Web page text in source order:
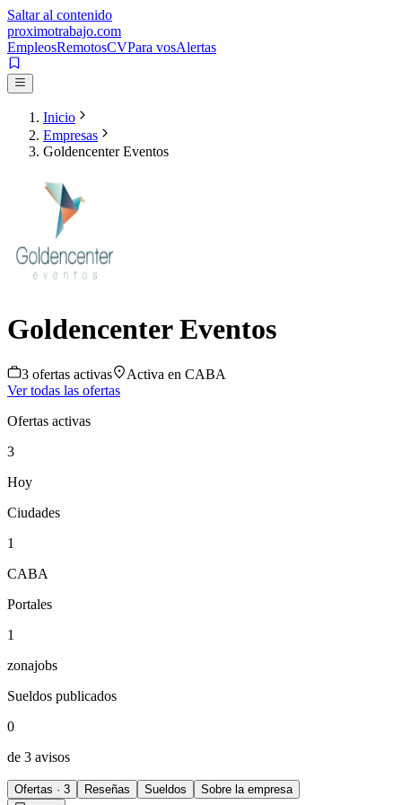
Saltar al contenido
proximotrabajo.com
EmpleosRemotosCVPara vosAlertas
Inicio
Empresas
Goldencenter Eventos
Goldencenter Eventos
3 ofertas activas Activa en CABA
Ver todas las ofertas
Ofertas activas
3
Hoy
Ciudades
1
CABA
Portales
1
zonajobs
Sueldos publicados
0
de 3 avisos
Ofertas · 3 Reseñas Sueldos
Sobre la empresa